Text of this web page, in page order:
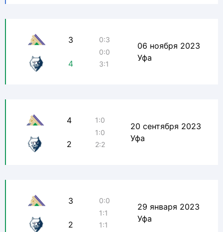
3
4
0:3
0:0
3:1
06 ноября 2023
Уфа
4
2
1:0
1:0
2:2
20 сентября 2023
Уфа
3
2
0:0
1:1
1:1
29 января 2023
Уфа